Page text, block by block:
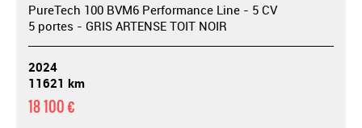
PureTech 100 BVM6 Performance Line - 5 CV
5 portes - GRIS ARTENSE TOIT NOIR
2024
11621 km
18 100 €